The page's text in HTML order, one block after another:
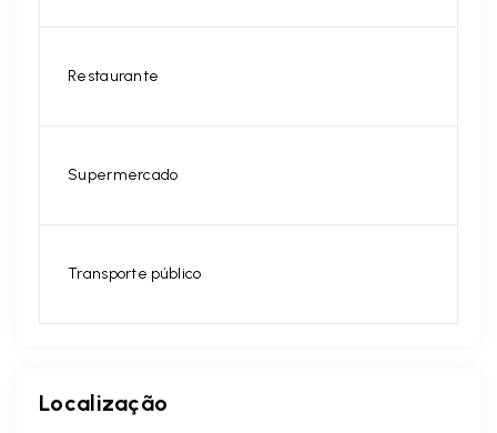
Restaurante
Supermercado
Transporte público
Localização